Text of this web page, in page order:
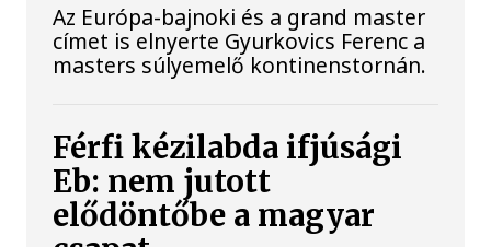
Az Európa-bajnoki és a grand master
címet is elnyerte Gyurkovics Ferenc a
masters súlyemelő kontinenstornán.
Férfi kézilabda ifjúsági
Eb: nem jutott
elődöntőbe a magyar